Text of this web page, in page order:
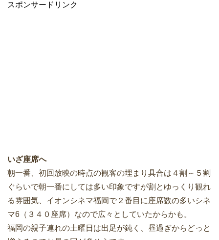
スポンサードリンク
いざ座席へ
朝一番、初回放映の時点の観客の埋まり具合は４割～５割
ぐらいで朝一番にしては多い印象ですが割とゆっくり観れ
る雰囲気、イオンシネマ福岡で２番目に座席数の多いシネ
マ6（３４０座席）なので広々としていたからかも。
福岡の親子連れの土曜日は出足が鈍く、昼過ぎからどっと